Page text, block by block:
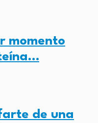
momento
de una